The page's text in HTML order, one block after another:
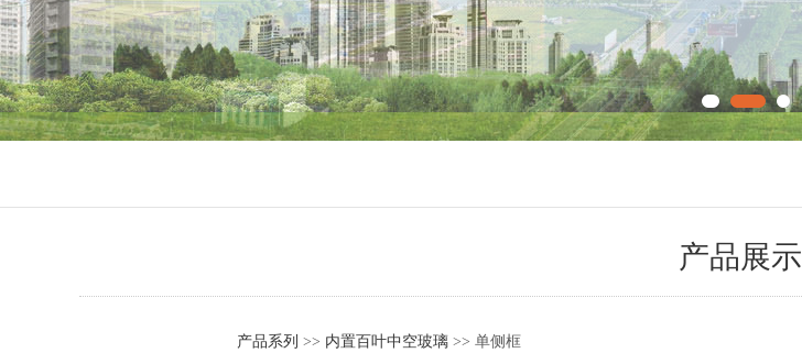
产品展示
产品系列 >> 内置百叶中空玻璃>> 单侧框